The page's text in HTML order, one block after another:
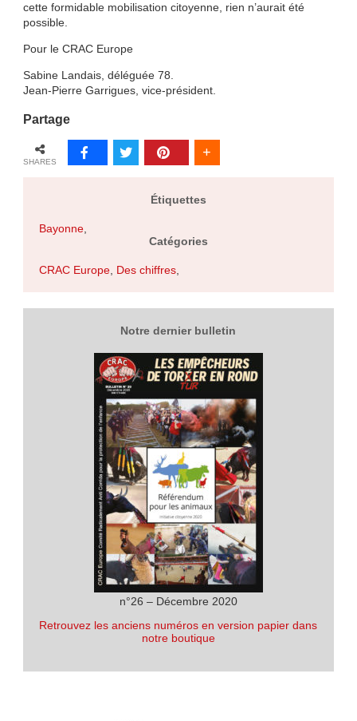
cette formidable mobilisation citoyenne, rien n’aurait été
possible.
Pour le CRAC Europe
Sabine Landais, déléguée 78.
Jean-Pierre Garrigues, vice-président.
Partage
SHARES
Étiquettes
Bayonne,
Catégories
CRAC Europe, Des chiffres,
Notre dernier bulletin
n°26 – Décembre 2020
Retrouvez les anciens numéros en version papier dans
notre boutique